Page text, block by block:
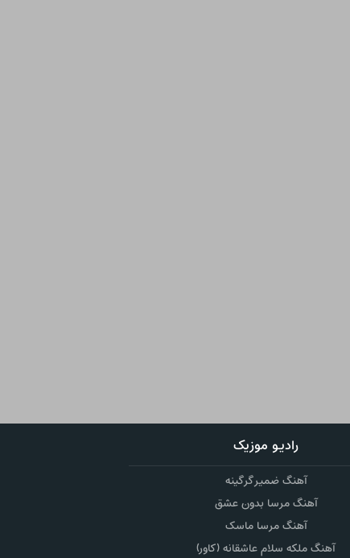
رادیو موزیک
آهنگ ضمیر گرگینه
آهنگ مرسا بدون عشق
آهنگ مرسا ماسک
آهنگ ملکه سلام عاشقانه (کاور)